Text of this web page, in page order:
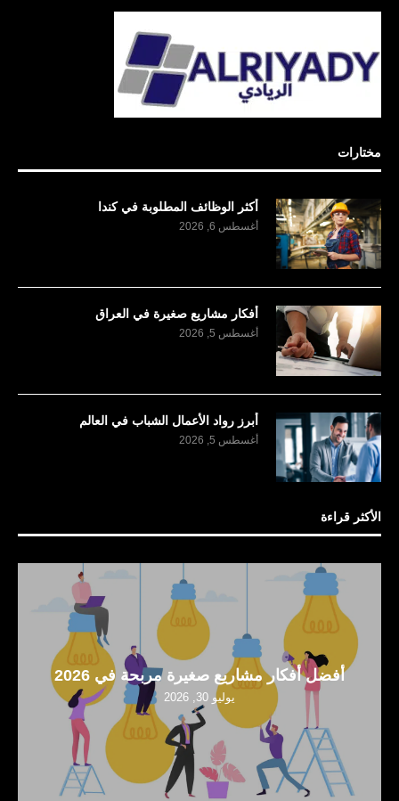
مختارات
أكثر الوظائف المطلوبة في كندا
أغسطس 6, 2026
أفكار مشاريع صغيرة في العراق
أغسطس 5, 2026
أبرز رواد الأعمال الشباب في العالم
أغسطس 5, 2026
الأكثر قراءة
أفضل أفكار مشاريع صغيرة مربحة في 2026
يوليو 30, 2026